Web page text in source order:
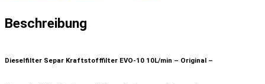
-
Original
Beschreibung
Dieselfilter Separ Kraftstofffilter EVO-10 10L/min – Original –